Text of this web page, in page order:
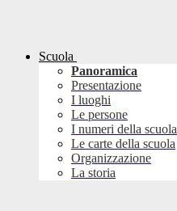
Scuola
Panoramica
Presentazione
I luoghi
Le persone
I numeri della scuola
Le carte della scuola
Organizzazione
La storia